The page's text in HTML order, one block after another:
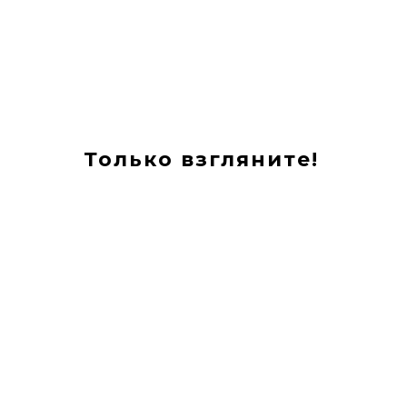
Только взгляните!